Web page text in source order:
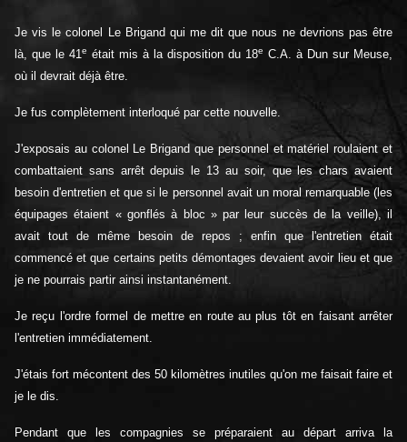
Je vis le colonel Le Brigand qui me dit que nous ne devrions pas être
là, que le 41e était mis à la disposition du 18e C.A. à Dun sur Meuse,
où il devrait déjà être.
Je fus complètement interloqué par cette nouvelle.
J'exposais au colonel Le Brigand que personnel et matériel roulaient et
combattaient sans arrêt depuis le 13 au soir, que les chars avaient
besoin d'entretien et que si le personnel avait un moral remarquable (les
équipages étaient « gonflés à bloc » par leur succès de la veille), il
avait tout de même besoin de repos ; enfin que l'entretien était
commencé et que certains petits démontages devaient avoir lieu et que
je ne pourrais partir ainsi instantanément.
Je reçu l'ordre formel de mettre en route au plus tôt en faisant arrêter
l'entretien immédiatement.
J'étais fort mécontent des 50 kilomètres inutiles qu'on me faisait faire et
je le dis.
Pendant que les compagnies se préparaient au départ arriva la